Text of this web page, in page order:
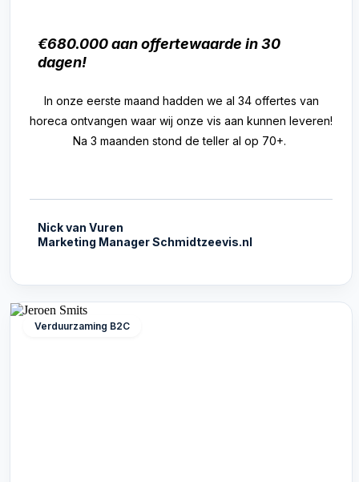
€680.000 aan offertewaarde in 30
dagen!
In onze eerste maand hadden we al 34 offertes van
horeca ontvangen waar wij onze vis aan kunnen leveren!
Na 3 maanden stond de teller al op 70+.
Nick van Vuren
Marketing Manager Schmidtzeevis.nl
Verduurzaming B2C